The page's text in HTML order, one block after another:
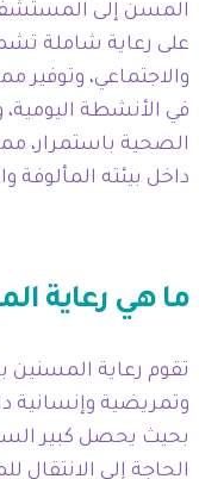
المسن إلى
على رعاية شاملة
والاجتماعي،
في الأنشطة اليومية،
الصحية باستمرار،
داخل بيئته المألوفة
ما هي رعاية
تقوم رعاية المسنين
وتمريضية وإنسانية
بحيث يحصل كبير
الحاجة إلى